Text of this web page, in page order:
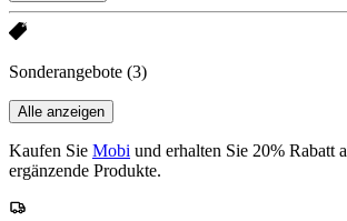
Sonderangebote (3)
Alle anzeigen
Kaufen Sie Mobi und erhalten Sie 20% Rabatt
ergänzende Produkte.